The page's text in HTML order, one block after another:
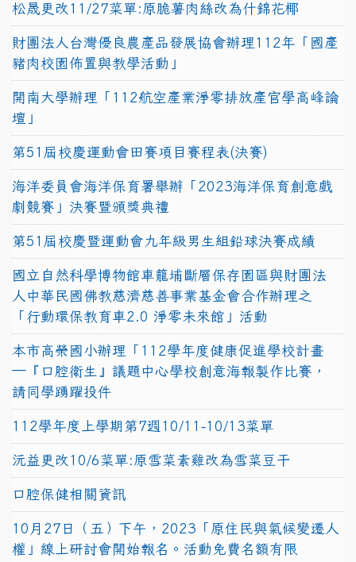
松晟更改11/27菜單:原脆薯肉絲改為什錦花椰
財團法人台灣優良農產品發展協會辦理112年「國產
豬肉校園佈置與教學活動」
開南大學辦理「112航空產業淨零排放產官學高峰論
壇」
第51屆校慶運動會田賽項目賽程表(決賽)
海洋委員會海洋保育署舉辦「2023海洋保育創意戲
劇競賽」決賽暨頒獎典禮
第51屆校慶暨運動會九年級男生組鉛球決賽成績
國立自然科學博物館車籠埔斷層保存園區與財團法
人中華民國佛教慈濟慈善事業基金會合作辦理之
「行動環保教育車2.0 淨零未來館」活動
本市高榮國小辦理「112學年度健康促進學校計畫
─『口腔衛生』議題中心學校創意海報製作比賽，
請同學踴躍投件
112學年度上學期第7週10/11-10/13菜單
沅益更改10/6菜單:原雪菜素雞改為雪菜豆干
口腔保健相關資訊
10月27日（五）下午，2023「原住民與氣候變遷人
權」線上研討會開始報名。活動免費名額有限